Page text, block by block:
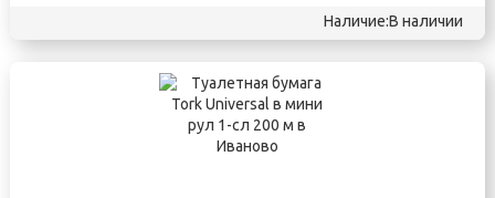
Наличие:В наличии